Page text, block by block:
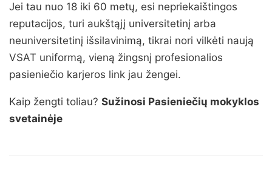
Jei tau nuo 18 iki 60 metų, esi nepriekaištingos
reputacijos, turi aukštąjį universitetinį arba
neuniversitetinį išsilavinimą, tikrai nori vilkėti naują
VSAT uniformą, vieną žingsnį profesionalios
pasieniečio karjeros link jau žengei.
Kaip žengti toliau? Sužinosi Pasieniečių mokyklos
svetainėje